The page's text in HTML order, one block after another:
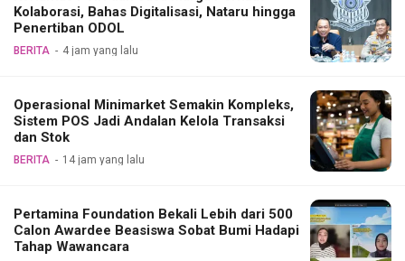
Kolaborasi, Bahas Digitalisasi, Nataru hingga
Penertiban ODOL
BERITA 4 jam yang lalu
Operasional Minimarket Semakin Kompleks,
Sistem POS Jadi Andalan Kelola Transaksi
dan Stok
BERITA 14 jam yang lalu
Pertamina Foundation Bekali Lebih dari 500
Calon Awardee Beasiswa Sobat Bumi Hadapi
Tahap Wawancara